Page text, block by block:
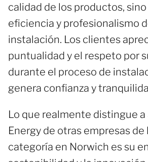
calidad de los productos,
eficiencia y profesionalismo
instalación. Los clientes
puntualidad y el respeto por
durante el proceso de
genera confianza y
Lo que realmente distingue
Energy de otras empresas de
categoría en Norwich es su